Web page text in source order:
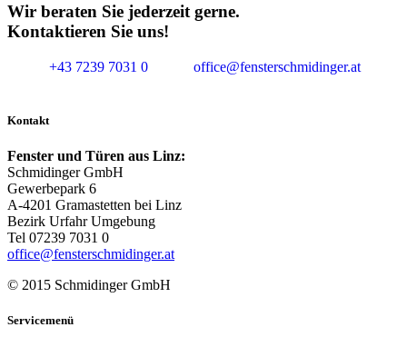
Wir beraten Sie jederzeit gerne.
Kontaktieren Sie uns!
+43 7239 7031 0 office@fensterschmidinger.at
Kontakt
Fenster und Türen aus Linz:
Schmidinger GmbH
Gewerbepark 6
A-4201 Gramastetten bei Linz
Bezirk Urfahr Umgebung
Tel 07239 7031 0
office@fensterschmidinger.at
© 2015 Schmidinger GmbH
Servicemenü